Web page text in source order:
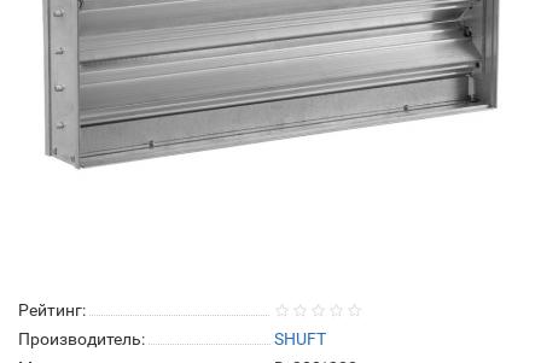
Рейтинг:
Производитель:
SHUFT